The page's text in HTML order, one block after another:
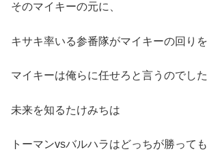
そのマイキーの元に、
キサキ率いる参番隊がマイキーの回りを
マイキーは俺らに任せろと言うのでした
未来を知るたけみちは
トーマンvsバルハラはどっちが勝って